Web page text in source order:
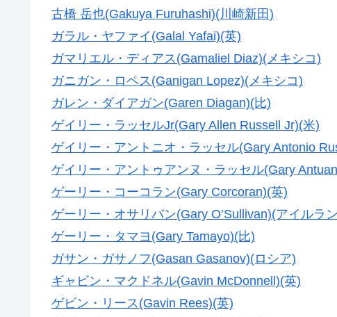
古橋 岳也(Gakuya Furuhashi)(川崎新田)
ガラル・ヤファイ(Galal Yafai)(英)
ガマリエル・ディアス(Gamaliel Diaz)(メキシコ)
ガニガン・ロペス(Ganigan Lopez)(メキシコ)
ガレン・ダイアガン(Garen Diagan)(比)
ゲイリー・ラッセルJr(Gary Allen Russell Jr)(米)
ゲイリー・アントニオ・ラッセル(Gary Antonio
ゲイリー・アントゥアンヌ・ラッセル(Gary
ゲーリー・コーコラン(Gary Corcoran)(英)
ゲーリー・オサリバン(Gary O’Sullivan)(アイルラ
ゲーリー・タマヨ(Gary Tamayo)(比)
ガサン・ガサノフ(Gasan Gasanov)(ロシア)
ギャビン・マクドネル(Gavin McDonnell)(英)
ゲビン・リース(Gavin Rees)(英)